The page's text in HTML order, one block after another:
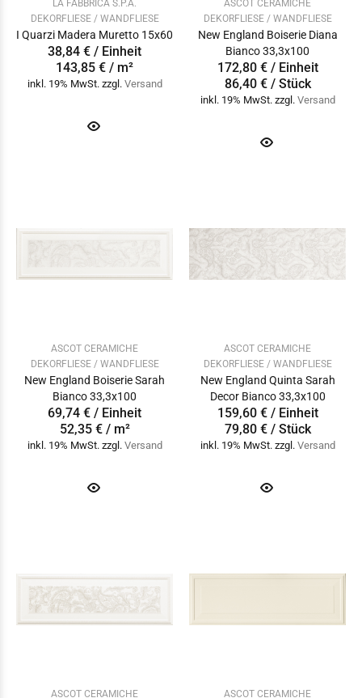
LA FABBRICA S.P.A.
DEKORFLIESE / WANDFLIESE
I Quarzi Madera Muretto 15x60
38,84 € / Einheit
143,85 € / m²
inkl. 19% MwSt. zzgl. Versand
ASCOT CERAMICHE
DEKORFLIESE / WANDFLIESE
New England Boiserie Diana
Bianco 33,3x100
172,80 € / Einheit
86,40 € / Stück
inkl. 19% MwSt. zzgl. Versand
ASCOT CERAMICHE
DEKORFLIESE / WANDFLIESE
New England Boiserie Sarah
Bianco 33,3x100
69,74 € / Einheit
52,35 € / m²
inkl. 19% MwSt. zzgl. Versand
ASCOT CERAMICHE
DEKORFLIESE / WANDFLIESE
New England Quinta Sarah
Decor Bianco 33,3x100
159,60 € / Einheit
79,80 € / Stück
inkl. 19% MwSt. zzgl. Versand
ASCOT CERAMICHE ASCOT CERAMICHE